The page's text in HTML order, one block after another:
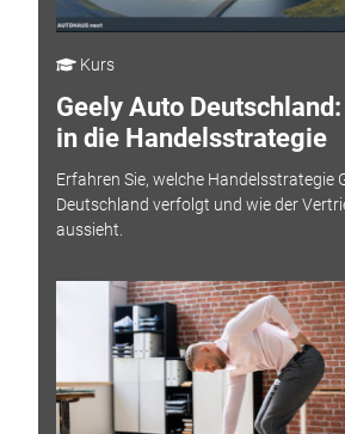
Kurs
Geely Auto
in die Handelsstrategie
Erfahren Sie, welche Handelsstrategie
Deutschland verfolgt und wie der
aussieht.